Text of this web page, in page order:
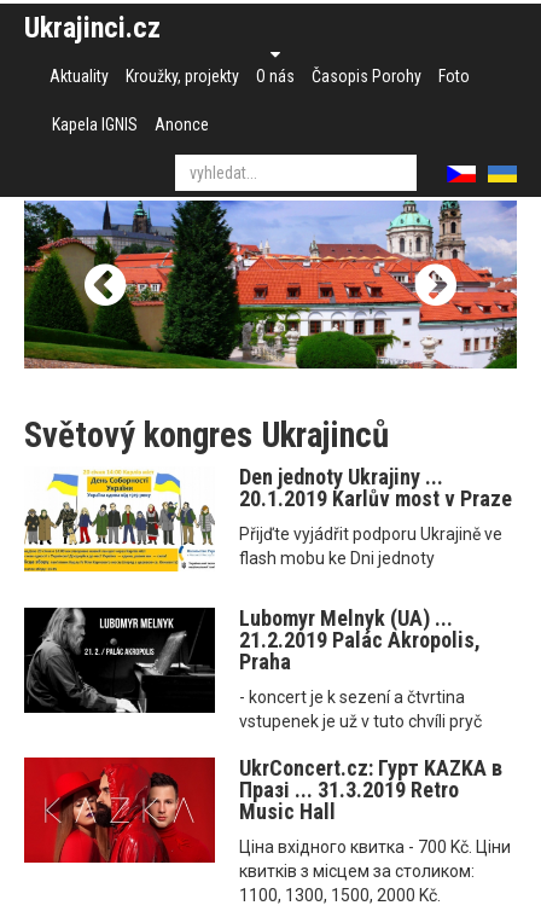
Ukrajinci.cz
Aktuality Kroužky, projekty O nás Časopis Porohy Foto
Kapela IGNIS Anonce
Světový kongres Ukrajinců
Den jednoty Ukrajiny ...
20.1.2019 Karlův most v Praze
Přijďte vyjádřit podporu Ukrajině ve
flash mobu ke Dni jednoty
Lubomyr Melnyk (UA) ...
21.2.2019 Palác Akropolis,
Praha
- koncert je k sezení a čtvrtina
vstupenek je už v tuto chvíli pryč
UkrConcert.cz: Гурт KAZKA в
Празі ... 31.3.2019 Retro
Music Hall
Ціна вхідного квитка - 700 Kč. Ціни
квитків з місцем за столиком:
1100, 1300, 1500, 2000 Kč.